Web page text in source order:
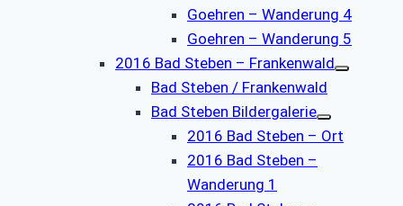
Goehren – Wanderung 4
Goehren – Wanderung 5
2016 Bad Steben – Frankenwald
Bad Steben / Frankenwald
Bad Steben Bildergalerie
2016 Bad Steben – Ort
2016 Bad Steben –
Wanderung 1